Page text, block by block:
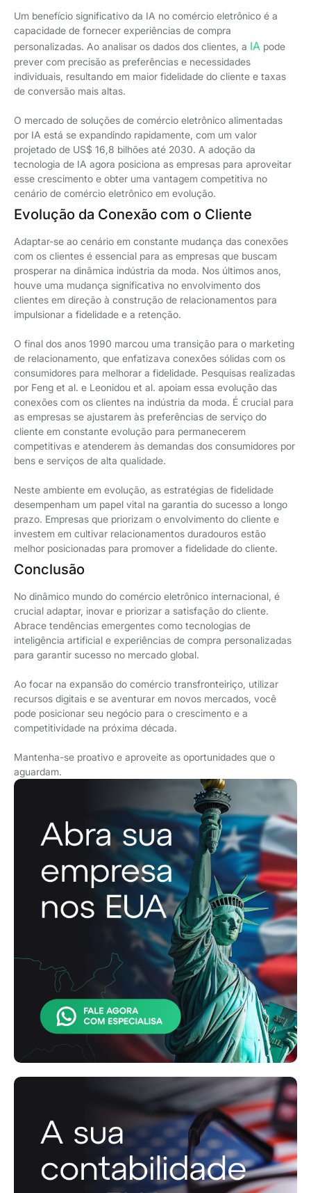
Um benefício significativo da IA no comércio eletrônico é a
capacidade de fornecer experiências de compra
personalizadas. Ao analisar os dados dos clientes, a IA pode
prever com precisão as preferências e necessidades
individuais, resultando em maior fidelidade do cliente e taxas
de conversão mais altas.
O mercado de soluções de comércio eletrônico alimentadas
por IA está se expandindo rapidamente, com um valor
projetado de US$ 16,8 bilhões até 2030. A adoção da
tecnologia de IA agora posiciona as empresas para aproveitar
esse crescimento e obter uma vantagem competitiva no
cenário de comércio eletrônico em evolução.
Evolução da Conexão com o Cliente
Adaptar-se ao cenário em constante mudança das conexões
com os clientes é essencial para as empresas que buscam
prosperar na dinâmica indústria da moda. Nos últimos anos,
houve uma mudança significativa no envolvimento dos
clientes em direção à construção de relacionamentos para
impulsionar a fidelidade e a retenção.
O final dos anos 1990 marcou uma transição para o marketing
de relacionamento, que enfatizava conexões sólidas com os
consumidores para melhorar a fidelidade. Pesquisas realizadas
por Feng et al. e Leonidou et al. apoiam essa evolução das
conexões com os clientes na indústria da moda. É crucial para
as empresas se ajustarem às preferências de serviço do
cliente em constante evolução para permanecerem
competitivas e atenderem às demandas dos consumidores por
bens e serviços de alta qualidade.
Neste ambiente em evolução, as estratégias de fidelidade
desempenham um papel vital na garantia do sucesso a longo
prazo. Empresas que priorizam o envolvimento do cliente e
investem em cultivar relacionamentos duradouros estão
melhor posicionadas para promover a fidelidade do cliente.
Conclusão
No dinâmico mundo do comércio eletrônico internacional, é
crucial adaptar, inovar e priorizar a satisfação do cliente.
Abrace tendências emergentes como tecnologias de
inteligência artificial e experiências de compra personalizadas
para garantir sucesso no mercado global.
Ao focar na expansão do comércio transfronteiriço, utilizar
recursos digitais e se aventurar em novos mercados, você
pode posicionar seu negócio para o crescimento e a
competitividade na próxima década.
Mantenha-se proativo e aproveite as oportunidades que o
aguardam.